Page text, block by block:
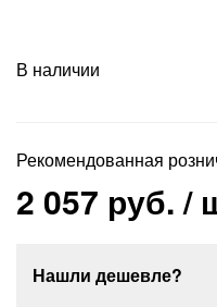
В наличии
Рекомендованная
2 057 руб./
Нашли дешевле?